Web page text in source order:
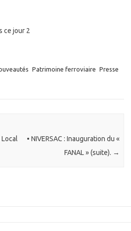
ce jour 2
Patrimoine ferroviaire Presse
• NIVERSAC : Inauguration du «
FANAL » (suite). →